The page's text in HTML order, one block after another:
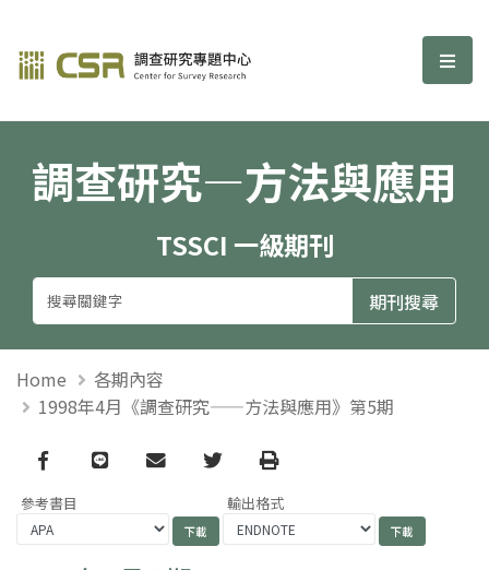
調查研究—方法與應用期刊 選
調查研究—方法與應用
TSSCI 一級期刊
Home
各期內容
1998年4月《調查研究——方法與應用》第5期
Facebook
line email TwitterPrint
參考書目 輸出格式